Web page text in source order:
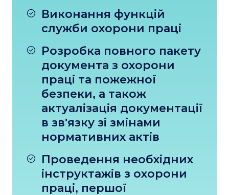
Виконання функцій
служби охорони праці
Розробка повного пакету
документа з охорони
праці та пожежної
безпеки, а також
актуалізація документації
в зв'язку зі змінами
нормативних актів
Проведення необхідних
інструктажів з охорони
праці, першої